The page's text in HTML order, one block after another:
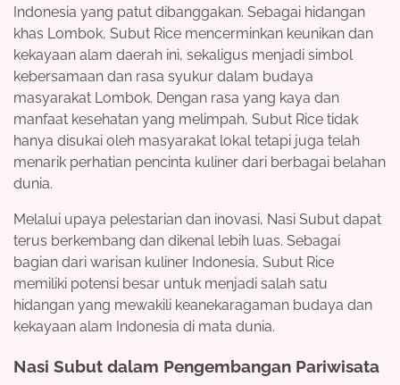
Indonesia yang patut dibanggakan. Sebagai hidangan
khas Lombok, Subut Rice mencerminkan keunikan dan
kekayaan alam daerah ini, sekaligus menjadi simbol
kebersamaan dan rasa syukur dalam budaya
masyarakat Lombok. Dengan rasa yang kaya dan
manfaat kesehatan yang melimpah, Subut Rice tidak
hanya disukai oleh masyarakat lokal tetapi juga telah
menarik perhatian pencinta kuliner dari berbagai belahan
dunia.
Melalui upaya pelestarian dan inovasi, Nasi Subut dapat
terus berkembang dan dikenal lebih luas. Sebagai
bagian dari warisan kuliner Indonesia, Subut Rice
memiliki potensi besar untuk menjadi salah satu
hidangan yang mewakili keanekaragaman budaya dan
kekayaan alam Indonesia di mata dunia.
Nasi Subut dalam Pengembangan Pariwisata